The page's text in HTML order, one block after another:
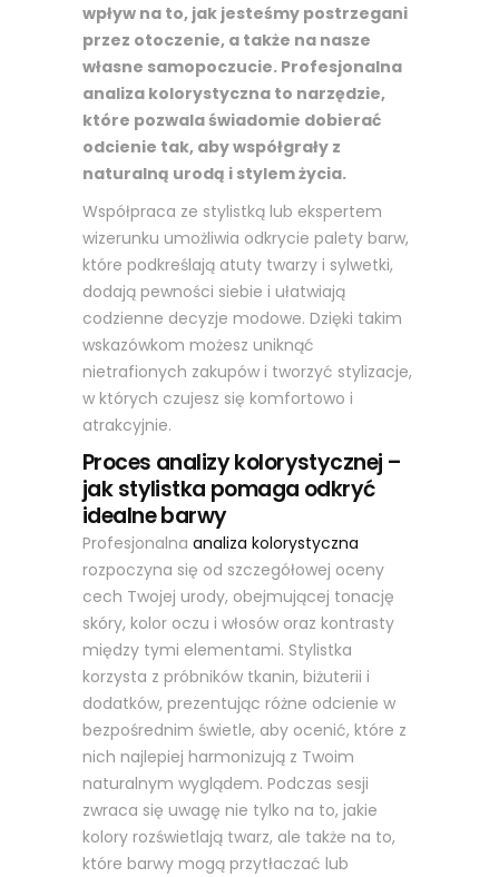
wpływ na to, jak jesteśmy postrzegani
przez otoczenie, a także na nasze
własne samopoczucie. Profesjonalna
analiza kolorystyczna to narzędzie,
które pozwala świadomie dobierać
odcienie tak, aby współgrały z
naturalną urodą i stylem życia.
Współpraca ze stylistką lub ekspertem
wizerunku umożliwia odkrycie palety barw,
które podkreślają atuty twarzy i sylwetki,
dodają pewności siebie i ułatwiają
codzienne decyzje modowe. Dzięki takim
wskazówkom możesz uniknąć
nietrafionych zakupów i tworzyć stylizacje,
w których czujesz się komfortowo i
atrakcyjnie.
Proces analizy kolorystycznej –
jak stylistka pomaga odkryć
idealne barwy
Profesjonalna analiza kolorystyczna
rozpoczyna się od szczegółowej oceny
cech Twojej urody, obejmującej tonację
skóry, kolor oczu i włosów oraz kontrasty
między tymi elementami. Stylistka
korzysta z próbników tkanin, biżuterii i
dodatków, prezentując różne odcienie w
bezpośrednim świetle, aby ocenić, które z
nich najlepiej harmonizują z Twoim
naturalnym wyglądem. Podczas sesji
zwraca się uwagę nie tylko na to, jakie
kolory rozświetlają twarz, ale także na to,
które barwy mogą przytłaczać lub